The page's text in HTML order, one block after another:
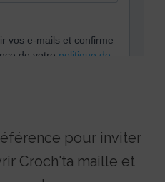
pour inviter
Croch'ta maille et